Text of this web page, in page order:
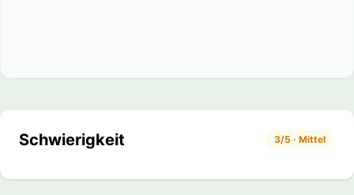
Schwierigkeit 3/5 · Mittel